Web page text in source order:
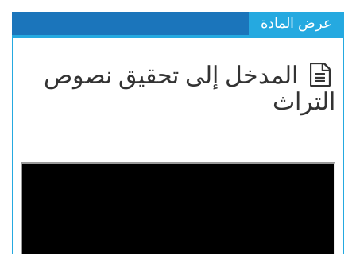
عرض المادة
المدخل إلى تحقيق نصوص
التراث